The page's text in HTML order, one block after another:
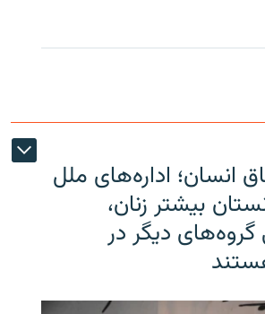
انسان؛ اداره‌های ملل
بیشتر زنان،
دیگر در